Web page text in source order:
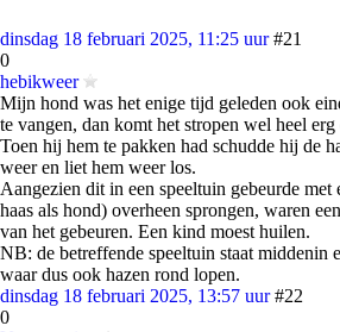
dinsdag 18 februari 2025, 11:25 uur #21
0
hebikweer
Mijn hond was het enige tijd geleden ook
te vangen, dan komt het stropen wel heel
Toen hij hem te pakken had schudde hij de
weer en liet hem weer los.
Aangezien dit in een speeltuin gebeurde
haas als hond) overheen sprongen, waren
van het gebeuren. Een kind moest huilen.
NB: de betreffende speeltuin staat middenin
waar dus ook hazen rond lopen.
dinsdag 18 februari 2025, 13:57 uur #22
0